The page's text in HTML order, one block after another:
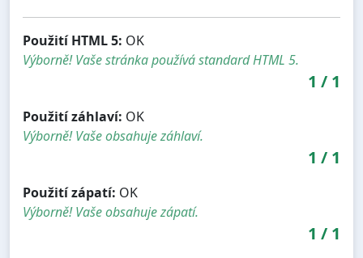
Použití HTML 5: OK
Výborně! Vaše stránka používá standard HTML 5.
1 / 1
Použití záhlaví: OK
Výborně! Vaše obsahuje záhlaví.
1 / 1
Použití zápatí: OK
Výborně! Vaše obsahuje zápatí.
1 / 1